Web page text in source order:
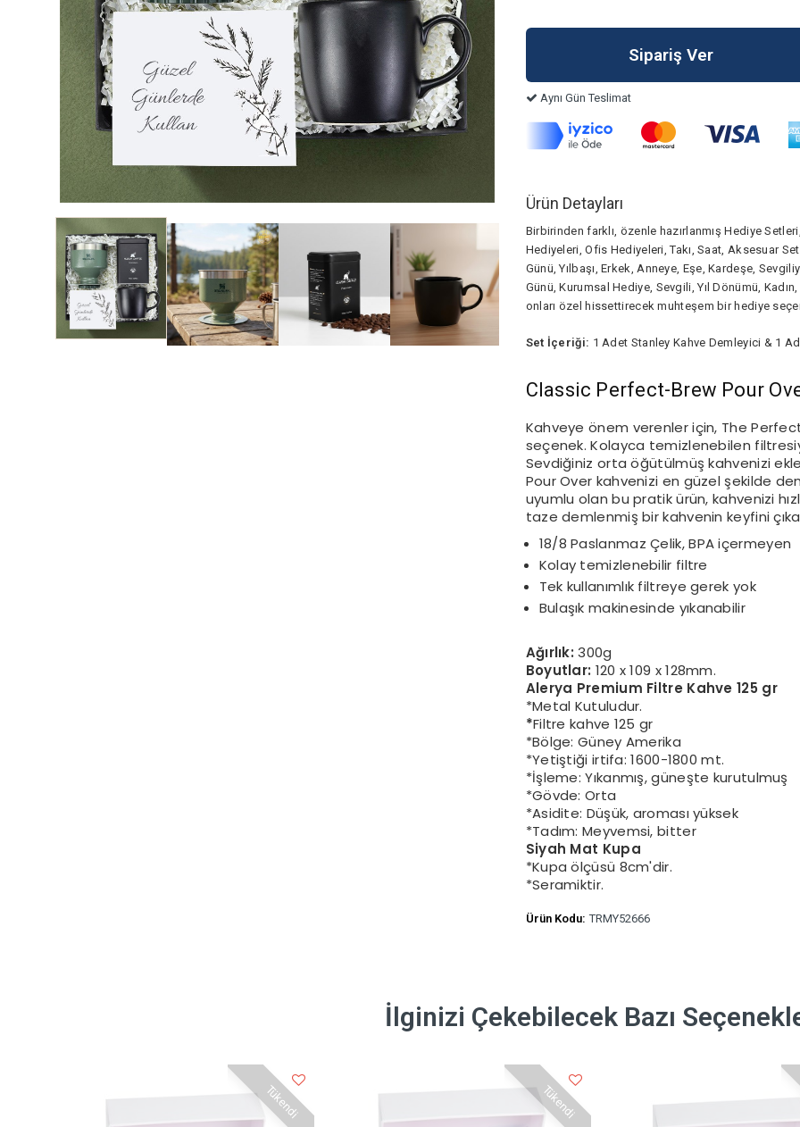
Aynı Gün Teslimat
Ürün Detayları
Birbirinden farklı, özenle hazırlanmış Hediye
Hediyeleri, Ofis Hediyeleri, Takı, Saat, Aksesuar
Günü, Yılbaşı, Erkek, Anneye, Eşe, Kardeşe,
Günü, Kurumsal Hediye, Sevgili, Yıl Dönümü,
onları özel hissettirecek muhteşem bir hediye
Set İçeriği: 1 Adet Stanley Kahve Demleyici & 1
Classic Perfect-Brew Pour
Kahveye önem verenler için, The
seçenek. Kolayca temizlenebilen
Sevdiğiniz orta öğütülmüş kahvenizi
Pour Over kahvenizi en güzel şekilde
uyumlu olan bu pratik ürün, kahvenizi
taze demlenmiş bir kahvenin keyfini
18/8 Paslanmaz Çelik, BPA içermeyen
Kolay temizlenebilir filtre
Tek kullanımlık filtreye gerek yok
Bulaşık makinesinde yıkanabilir
Ağırlık: 300g
Boyutlar: 120 x 109 x 128mm.
Alerya Premium Filtre Kahve 125 gr
*Metal Kutuludur.
*Filtre kahve 125 gr
*Bölge: Güney Amerika
*Yetiştiği irtifa: 1600-1800 mt.
*İşleme: Yıkanmış, güneşte kurutulmuş
*Gövde: Orta
*Asidite: Düşük, aroması yüksek
*Tadım: Meyvemsi, bitter
Siyah Mat Kupa
*Kupa ölçüsü 8cm'dir.
*Seramiktir.
Ürün Kodu: TRMY52666
İlginizi Çekebilecek Bazı
Tükendi Tükendi